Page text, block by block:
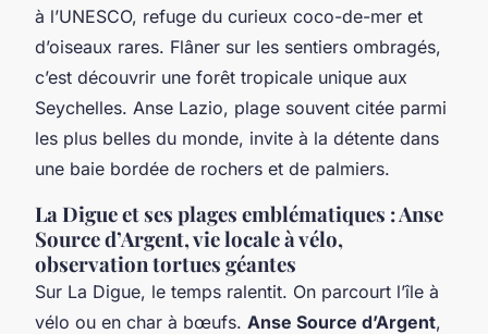
à l’UNESCO, refuge du curieux coco-de-mer et
d’oiseaux rares. Flâner sur les sentiers ombragés,
c’est découvrir une forêt tropicale unique aux
Seychelles. Anse Lazio, plage souvent citée parmi
les plus belles du monde, invite à la détente dans
une baie bordée de rochers et de palmiers.
La Digue et ses plages emblématiques : Anse
Source d’Argent, vie locale à vélo,
observation tortues géantes
Sur La Digue, le temps ralentit. On parcourt l’île à
vélo ou en char à bœufs. Anse Source d’Argent,